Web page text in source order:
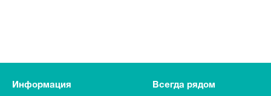
Информация Всегда рядом